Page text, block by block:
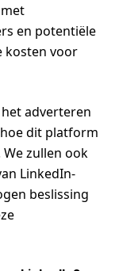
en potentiële
kosten voor
adverteren
dit platform
zullen ook
LinkedIn-
beslissing